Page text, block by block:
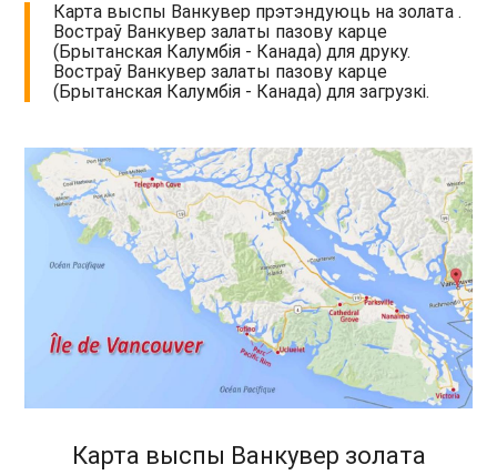
Карта выспы Ванкувер прэтэндуюць на золата .
Востраў Ванкувер залаты пазову карце
(Брытанская Калумбія - Канада) для друку.
Востраў Ванкувер залаты пазову карце
(Брытанская Калумбія - Канада) для загрузкі.
Карта выспы Ванкувер золата